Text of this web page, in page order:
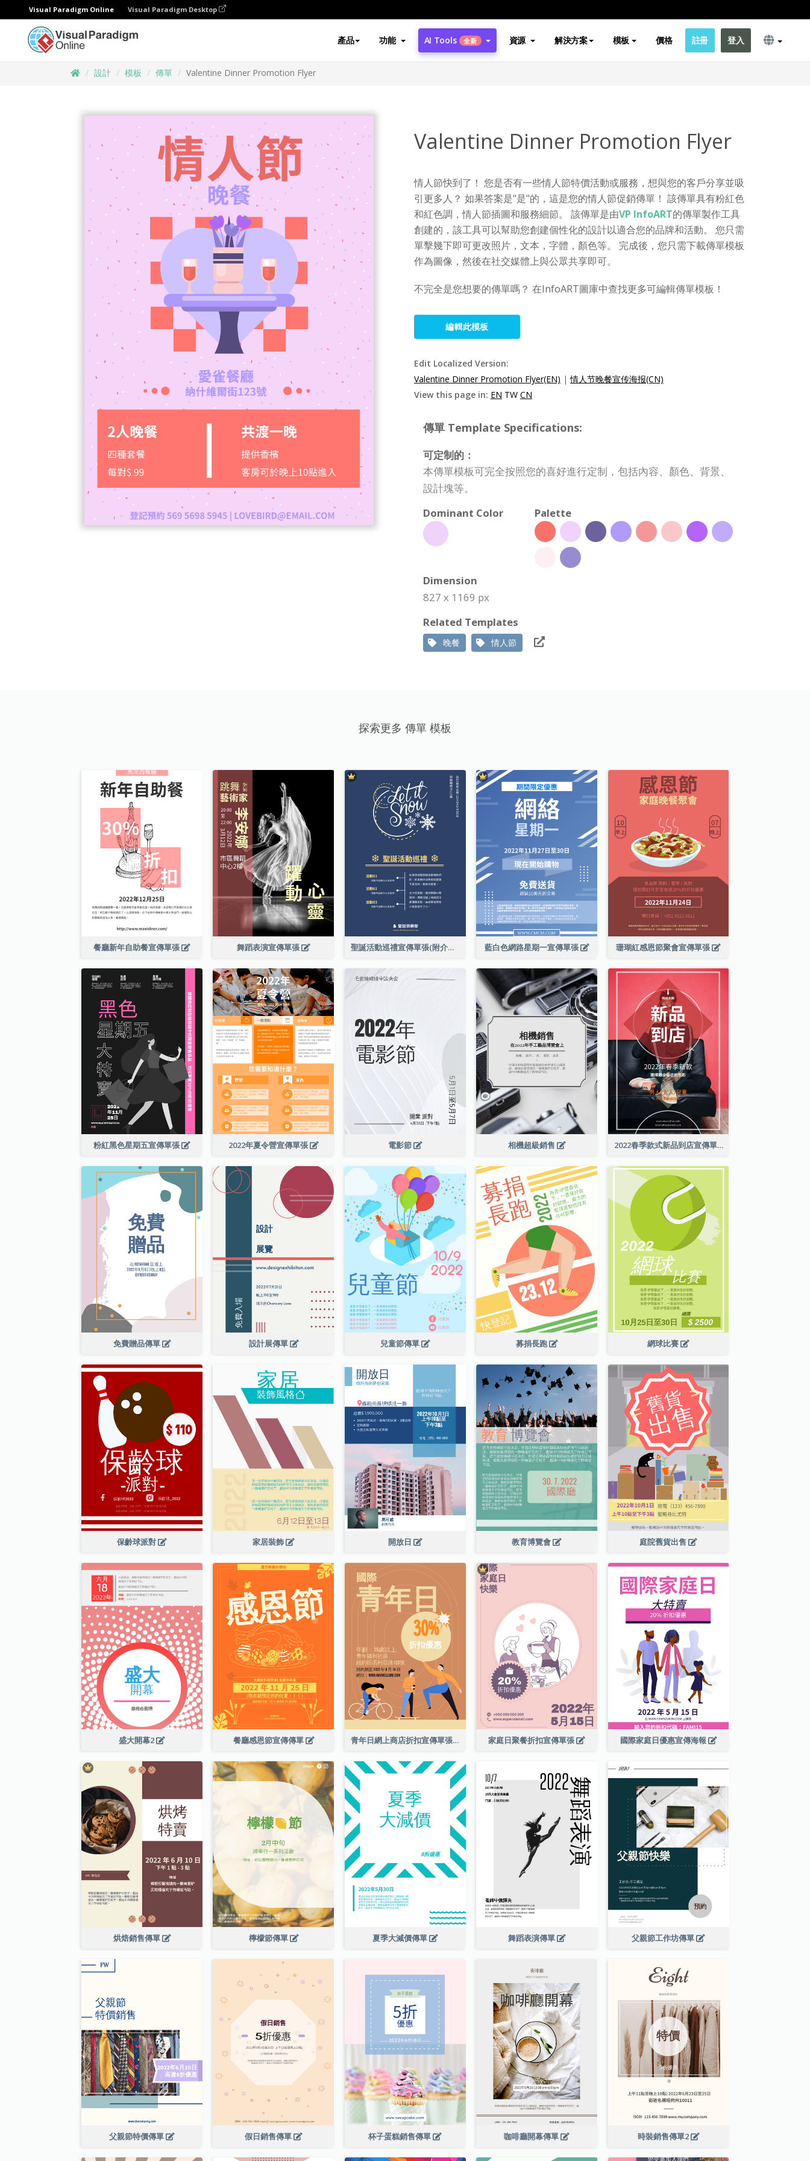
Visual Paradigm Online Visual Paradigm Desktop
產品 功能 AI Tools 全新 資源 解決方案 模板 價格 註冊 登入
設計 模板 傳單 Valentine Dinner Promotion Flyer
Valentine Dinner Promotion Flyer
情人節快到了！ 您是否有一些情人節特價活動或服務，想與您的客戶分享並吸
引更多人？ 如果答案是"是"的，這是您的情人節促銷傳單！ 該傳單具有粉紅色
和紅色調，情人節插圖和服務細節。 該傳單是由VP InfoART的傳單製作工具
創建的，該工具可以幫助您創建個性化的設計以適合您的品牌和活動。 您只需
單擊幾下即可更改照片，文本，字體，顏色等。 完成後，您只需下載傳單模板
作為圖像，然後在社交媒體上與公眾共享即可。
不完全是您想要的傳單嗎？ 在InfoART圖庫中查找更多可編輯傳單模板！
編輯此模板
Edit Localized Version:
Valentine Dinner Promotion Flyer(EN) |情人节晚餐宣传海报(CN)
View this page in: EN TW CN
傳單 Template Specifications:
可定制的：
本傳單模板可完全按照您的喜好進行定制，包括內容、顏色、背景、
設計塊等。
Dominant Color
Palette
Dimension
827 x 1169 px
Related Templates
晚餐 情人節
探索更多 傳單 模板
餐廳新年自助餐宣傳單張 舞蹈表演宣傳單張 聖誕活動巡禮宣傳單張(附介紹) 藍白色網路星期一宣傳單張 珊瑚紅感恩節聚會宣傳單張
粉紅黑色星期五宣傳單張 2022年夏令營宣傳單張 電影節 相機超級銷售 2022春季款式新品到店宣傳單張
免費贈品傳單 設計展傳單 兒童節傳單 募捐長跑 網球比賽
保齡球派對 家居裝飾 開放日 教育博覽會 庭院舊貨出售
盛大開幕2 餐廳感恩節宣傳傳單 青年日網上商店折扣宣傳單張 家庭日聚餐折扣宣傳單張 國際家庭日優惠宣傳海報
烘焙銷售傳單 檸檬節傳單 夏季大減價傳單 舞蹈表演傳單 父親節工作坊傳單
父親節特價傳單 假日銷售傳單 杯子蛋糕銷售傳單 咖啡廳開幕傳單 時裝銷售傳單2